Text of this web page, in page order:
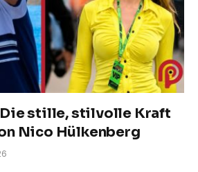
Die stille, stilvolle Kraft
Nico Hülkenberg